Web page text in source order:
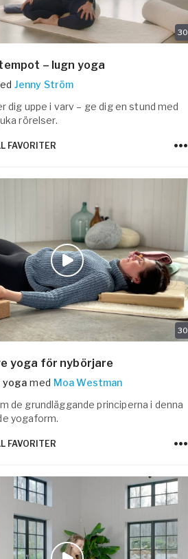
30
– lugn yoga
Jenny Ström
dig uppe i varv – ge dig en stund med
rörelser.
FAVORITER
30
yoga för nybörjare
yoga med Moa Westman
de grundläggande principerna i denna
yogaform.
FAVORITER